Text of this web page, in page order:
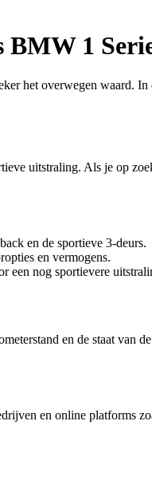
BMW 1
het overwegen waard.
uitstraling. Als je op
en de sportieve 3-deurs.
en vermogens.
een nog sportievere
en de staat van
en online platforms